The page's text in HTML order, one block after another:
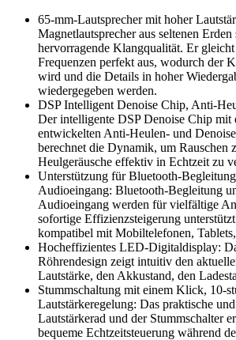
65-mm-Lautsprecher mit hoher
Magnetlautsprecher aus seltenen
hervorragende Klangqualität. Er
Frequenzen perfekt aus, wodurch der
wird und die Details in hoher
wiedergegeben werden.
DSP Intelligent Denoise Chip, Anti-
Der intelligente DSP Denoise Chip
entwickelten Anti-Heulen- und
berechnet die Dynamik, um Rauschen
Heulgeräusche effektiv in Echtzeit zu
Unterstützung für Bluetooth-
Audioeingang: Bluetooth-Begleitung
Audioeingang werden für vielfältige
sofortige Effizienzsteigerung
kompatibel mit Mobiltelefonen,
Hocheffizientes LED-Digitaldisplay:
Röhrendesign zeigt intuitiv den
Lautstärke, den Akkustand, den
Stummschaltung mit einem Klick, 10-
Lautstärkeregelung: Das praktische
Lautstärkerad und der Stummschalter
bequeme Echtzeitsteuerung während